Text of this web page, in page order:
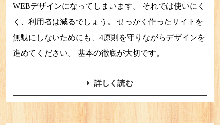
WEBデザインになってしまいます。 それでは使いにく
く、利用者は減るでしょう。 せっかく作ったサイトを
無駄にしないためにも、4原則を守りながらデザインを
進めてください。 基本の徹底が大切です。
詳しく読む